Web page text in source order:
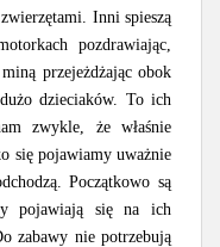
Inni spieszą
pozdrawiając,
przejeżdżając obok
dzieciaków. To ich
zwykle, że właśnie
się pojawiamy uważnie
Początkowo są
pojawiają się na ich
zabawy nie potrzebują